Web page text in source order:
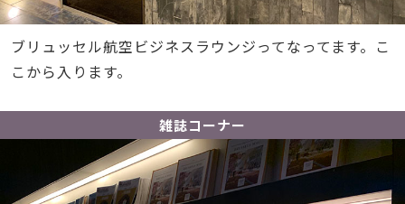
ブリュッセル航空ビジネスラウンジってなってます。こ
こから入ります。
雑誌コーナー